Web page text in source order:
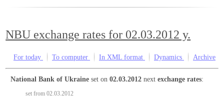
NBU exchange rates for 02.03.2012 y.
For today To computer In XML format Dynamics Archive
National Bank of Ukraine set on02.03.2012 nextexchange rates:
set from 02.03.2012